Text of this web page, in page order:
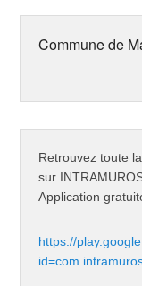
Commune de
Retrouvez toute
sur
Application
https://